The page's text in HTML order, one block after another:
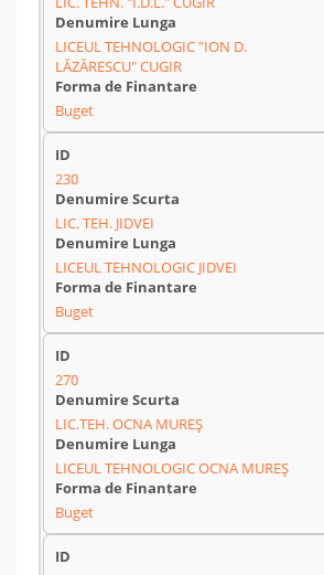
LICEUL TEHNOLOGIC "ION D.
LĂZĂRESCU" CUGIR
Buget
230
LIC. TEH. JIDVEI
LICEUL TEHNOLOGIC JIDVEI
Buget
270
LIC.TEH. OCNA MUREȘ
LICEUL TEHNOLOGIC OCNA MUREȘ
Buget